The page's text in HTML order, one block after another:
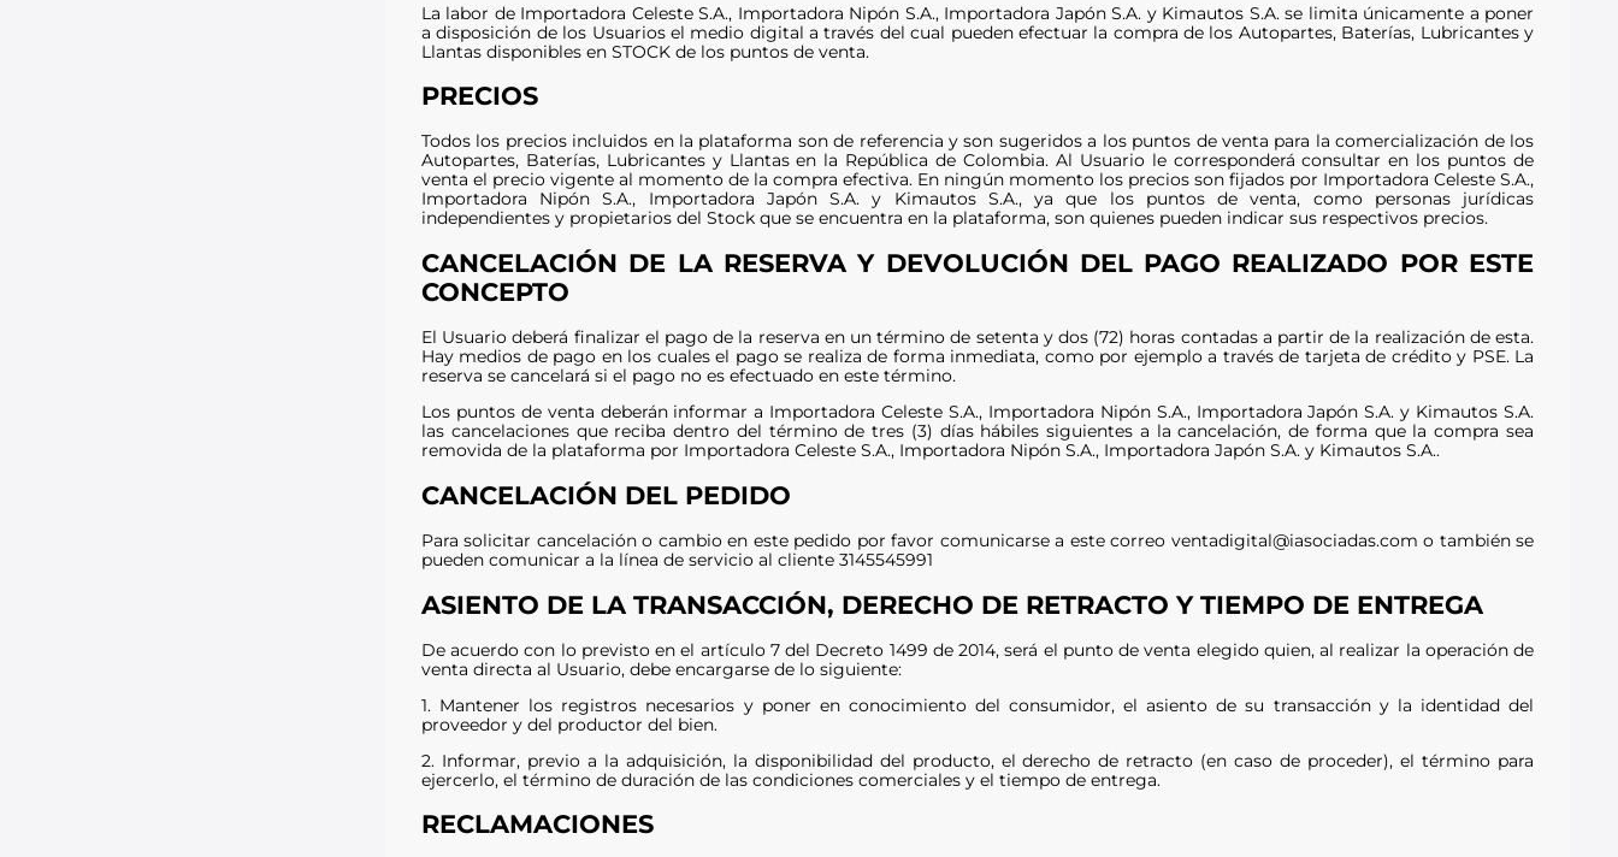
La labor de Importadora Celeste S.A., Importadora Nipón S.A., Importadora Japón S.A. y Kimautos S.A. se limita únicamente a poner
a disposición de los Usuarios el medio digital a través del cual pueden efectuar la compra de los Autopartes, Baterías, Lubricantes y
Llantas disponibles en STOCK de los puntos de venta.
PRECIOS
Todos los precios incluidos en la plataforma son de referencia y son sugeridos a los puntos de venta para la comercialización de los
Autopartes, Baterías, Lubricantes y Llantas en la República de Colombia. Al Usuario le corresponderá consultar en los puntos de
venta el precio vigente al momento de la compra efectiva. En ningún momento los precios son fijados por Importadora Celeste S.A.,
Importadora Nipón S.A., Importadora Japón S.A. y Kimautos S.A., ya que los puntos de venta, como personas jurídicas
independientes y propietarios del Stock que se encuentra en la plataforma, son quienes pueden indicar sus respectivos precios.
CANCELACIÓN DE LA RESERVA Y DEVOLUCIÓN DEL PAGO REALIZADO POR ESTE
CONCEPTO
El Usuario deberá finalizar el pago de la reserva en un término de setenta y dos (72) horas contadas a partir de la realización de esta.
Hay medios de pago en los cuales el pago se realiza de forma inmediata, como por ejemplo a través de tarjeta de crédito y PSE. La
reserva se cancelará si el pago no es efectuado en este término.
Los puntos de venta deberán informar a Importadora Celeste S.A., Importadora Nipón S.A., Importadora Japón S.A. y Kimautos S.A.
las cancelaciones que reciba dentro del término de tres (3) días hábiles siguientes a la cancelación, de forma que la compra sea
removida de la plataforma por Importadora Celeste S.A., Importadora Nipón S.A., Importadora Japón S.A. y Kimautos S.A..
CANCELACIÓN DEL PEDIDO
Para solicitar cancelación o cambio en este pedido por favor comunicarse a este correo ventadigital@iasociadas.com o también se
pueden comunicar a la línea de servicio al cliente 3145545991
ASIENTO DE LA TRANSACCIÓN, DERECHO DE RETRACTO Y TIEMPO DE ENTREGA
De acuerdo con lo previsto en el artículo 7 del Decreto 1499 de 2014, será el punto de venta elegido quien, al realizar la operación de
venta directa al Usuario, debe encargarse de lo siguiente:
1. Mantener los registros necesarios y poner en conocimiento del consumidor, el asiento de su transacción y la identidad del
proveedor y del productor del bien.
2. Informar, previo a la adquisición, la disponibilidad del producto, el derecho de retracto (en caso de proceder), el término para
ejercerlo, el término de duración de las condiciones comerciales y el tiempo de entrega.
RECLAMACIONES